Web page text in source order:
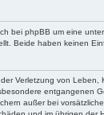
bei phpBB um eine
Beide haben keinen
Verletzung von
entgangenen
außer bei